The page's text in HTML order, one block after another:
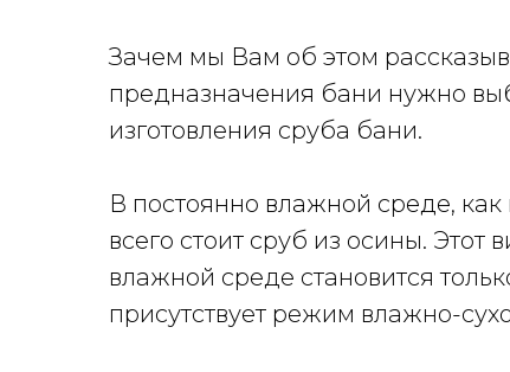
Зачем мы Вам об этом
предназначения бани нужно
изготовления сруба бани.
В постоянно влажной среде,
всего стоит сруб из осины.
влажной среде становится
присутствует режим влажно-